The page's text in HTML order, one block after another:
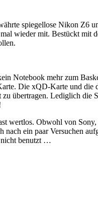
spiegellose Nikon Z6
wieder mit. Bestückt mit
Notebook mehr zum
Die xQD-Karte und
übertragen. Lediglich
Obwohl von Sony,
ein paar Versuchen
nicht benutzt …